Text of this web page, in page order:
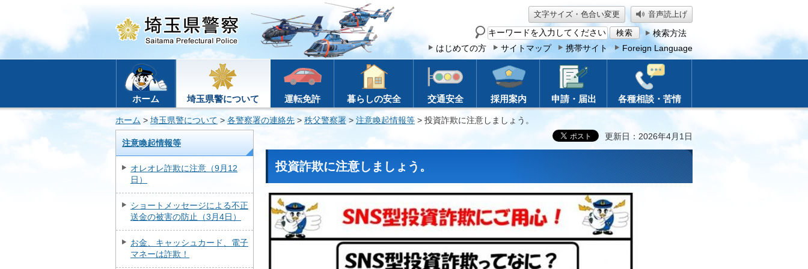
文字サイズ・色合い変更 音声読上げ
サ
イ
ト
検索方法
はじめての方
サイトマップ 携帯サイト Foreign Language
ホーム 埼玉県警について 運転免許 暮らしの安全 交通安全 採用案内 申請・届出 各種相談・苦情
ホーム > 埼玉県警について > 各警察署の連絡先 > 秩父警察署 > 注意喚起情報等 > 投資詐欺に注意しましょう。
注意喚起情報等
オレオレ詐欺に注意（9月12
日）
ショートメッセージによる不正
送金の被害の防止（3月4日）
お金、キャッシュカード、電子
マネーは詐欺！
更新日：2026年4月1日
投資詐欺に注意しましょう。